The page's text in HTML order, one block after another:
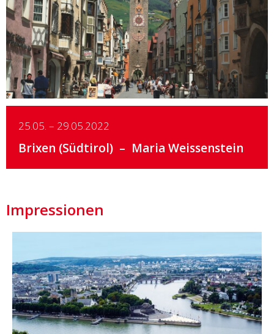
25.05. – 29.05.2022
Brixen (Südtirol) Maria Weissenstein
Details
Impressionen